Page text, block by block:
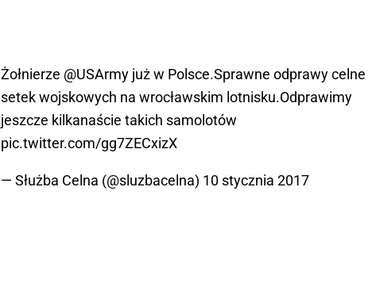
Żołnierze @USArmy już w Polsce.Sprawne odprawy celne
setek wojskowych na wrocławskim lotnisku.Odprawimy
jeszcze kilkanaście takich samolotów
pic.twitter.com/gg7ZECxizX
— Służba Celna (@sluzbacelna) 10 stycznia 2017